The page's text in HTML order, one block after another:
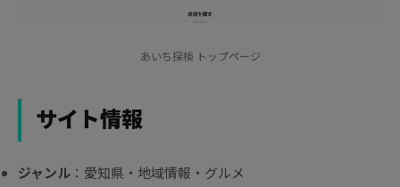
あいち探検 トップページ
サイト情報
ジャンル ：愛知県・地域情報・グルメ